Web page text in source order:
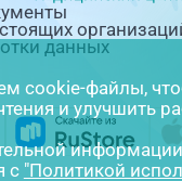
данных
cookie-файлы,
и улучшить
с "Политикой